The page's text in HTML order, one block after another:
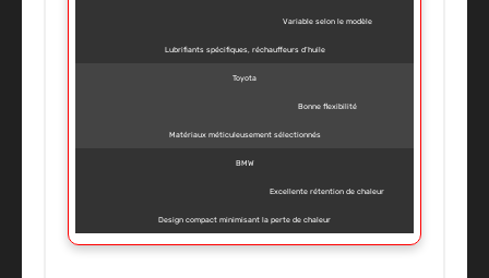
Variable selon le modèle
Lubrifiants spécifiques, réchauffeurs d’huile
Toyota
Bonne flexibilité
Matériaux méticuleusement sélectionnés
BMW
Excellente rétention de chaleur
Design compact minimisant la perte de chaleur